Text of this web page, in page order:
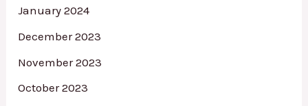
January 2024
December 2023
November 2023
October 2023